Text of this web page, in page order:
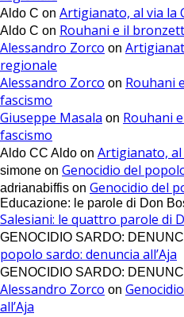
Aldo C on Artigianato, al via la
Aldo C on Rouhani e il
Alessandro Zorco on
regionale
Alessandro Zorco on Rouhani
fascismo
Giuseppe Masala on Rouhani
fascismo
Aldo CC Aldo on Artigianato,
simone on Genocidio del
adrianabiffis on Genocidio del
Educazione: le parole di Don
Salesiani: le quattro parole di
GENOCIDIO SARDO:
popolo sardo: denuncia all’Aja
GENOCIDIO SARDO:
Alessandro Zorco on
all’Aja